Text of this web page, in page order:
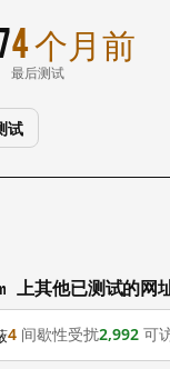
4 个月前
最后测试
试
其他已测试的网
4 间歇性受扰2,992 可